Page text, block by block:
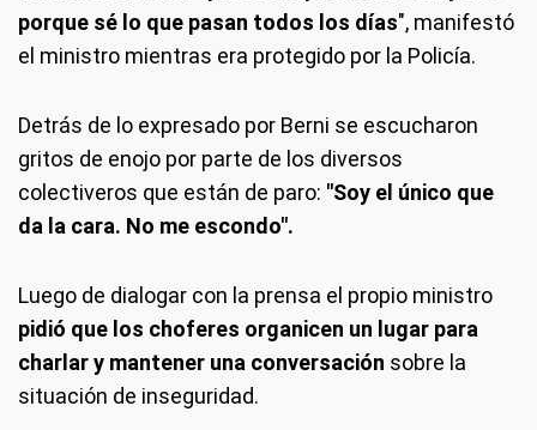
porque sé lo que pasan todos los días", manifestó
el ministro mientras era protegido por la Policía.
Detrás de lo expresado por Berni se escucharon
gritos de enojo por parte de los diversos
colectiveros que están de paro: "Soy el único que
da la cara. No me escondo".
Luego de dialogar con la prensa el propio ministro
pidió que los choferes organicen un lugar para
charlar y mantener una conversación sobre la
situación de inseguridad.